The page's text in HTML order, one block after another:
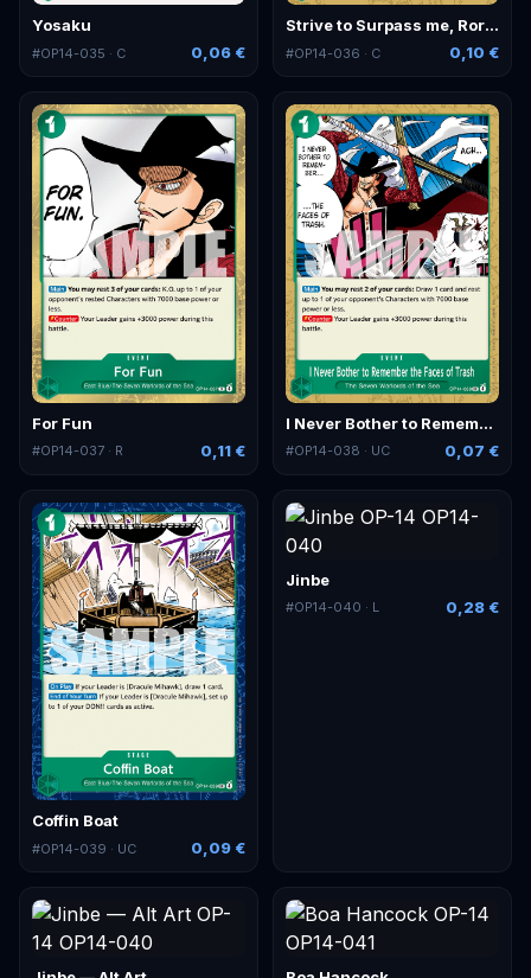
Yosaku
#OP14-035 · C 0,06 €
Strive to Surpass me, Roronoa Zoro!!!
#OP14-036 · C 0,10 €
For Fun
#OP14-037 · R 0,11 €
I Never Bother to Remember the Faces of Trash
#OP14-038 · UC 0,07 €
Coffin Boat
#OP14-039 · UC 0,09 €
Jinbe
#OP14-040 · L 0,28 €